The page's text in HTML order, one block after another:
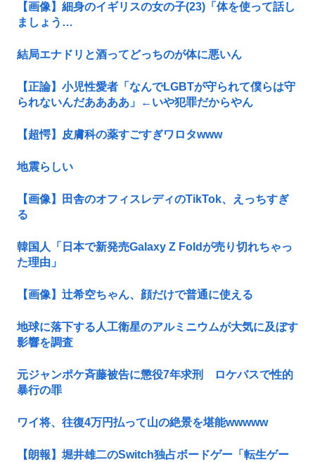
【画像】細身のイギリスの女の子(23)「体を使って話し
ましょう…
結局エナドリと酒ってどっちのが体に悪いん
【正論】小児性愛者「なんでLGBTが守られて僕らは守
られないんだああああ」←いや犯罪だからやん
【超愕】皮膚科の薬すごすぎワロタwww
地震らしい
【画像】田舎のオフィスレディのTikTok、えっちすぎ
る
韓国人「日本で新発売Galaxy Z Foldが売り切れちゃっ
た理由」
【画像】辻希空ちゃん、顔だけで普通に使える
地球に落下する人工衛星のアルミニウムが大気に及ぼす
影響を調査
元ジャンポケ斉藤被告に懲役7年求刑 ロケバスで性的
暴行の罪
ワイ将、往復4万円払って山の絶景を堪能wwwww
【朗報】堀井雄二のSwitch独占ボードゲー「転生ゲー